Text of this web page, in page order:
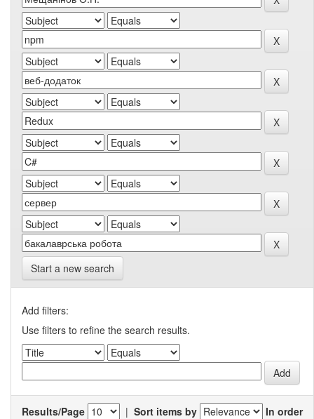
Start a new search
Add filters:
Use filters to refine the search results.
Results/Page | Sort items by
In order